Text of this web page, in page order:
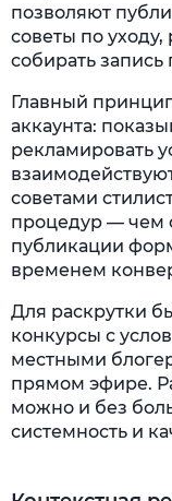
позволяют
советы по уходу,
собирать
Главный
аккаунта:
рекламировать
советами
процедур — чем
публикации
временем
Для раскрутки
конкурсы с
местными
прямом эфире.
можно и без
системность и